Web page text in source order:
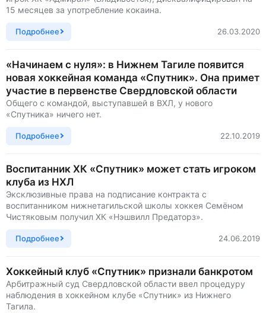
15 месяцев за употребление кокаина.
Подробнее 26.03.2020
«Начинаем с нуля»: в Нижнем Тагиле появится
новая хоккейная команда «Спутник». Она примет
участие в первенстве Свердловской области
Общего с командой, выступавшей в ВХЛ, у нового
«Спутника» ничего нет.
Подробнее 22.10.2019
Воспитанник ХК «Спутник» может стать игроком
клуба из НХЛ
Эксклюзивные права на подписание контракта с
воспитанником нижнетагильской школы хоккея Семёном
Чистяковым получил ХК «Нэшвилл Предаторз».
Подробнее 24.06.2019
Хоккейный клуб «Спутник» признали банкротом
Арбитражный суд Свердловской области ввел процедуру
наблюдения в хоккейном клубе «Спутник» из Нижнего
Тагила.